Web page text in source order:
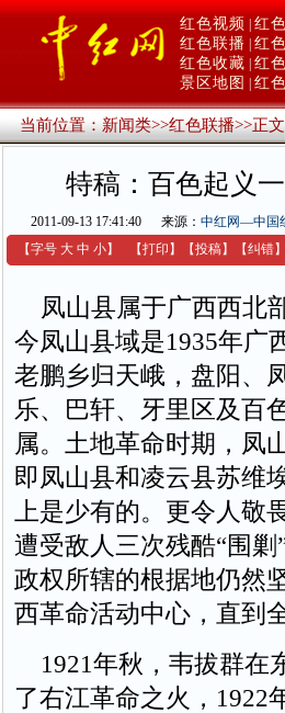
红色视频 红
红色联播 红
红色收藏 红
景区地图
红
当前位置：新闻类>>红色联播>>正文
特稿：百色起义
2011-09-13 17:41:40 来源： 中红网—中国
【字号 大 中 小】 【打印 】 【投稿】 【纠错】
凤山县属于广西西北
今凤山县域是1935年广
老鹏乡归天峨，盘阳、
乐、巴轩、牙里区及百
属。土地革命时期，凤
即凤山县和凌云县苏维
上是少有的。更令人敬
遭受敌人三次残酷“围
政权所辖的根据地仍然
西革命活动中心，直到
1921年秋，韦拔群在
了右江革命之火，1922